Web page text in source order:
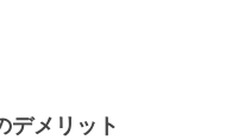
デメリット